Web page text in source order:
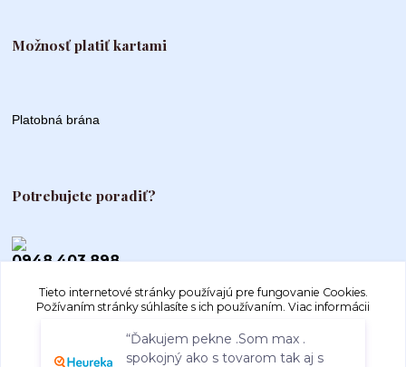
Možnosť platiť kartami
Platobná brána
Potrebujete poradiť?
0948 403 898
info@autogood.sk
Tieto internetové stránky používajú pre fungovanie Cookies.
Požívaním stránky súhlasíte s ich používaním. Viac informácii
Nastavenia Súhlasím
“Ďakujem pekne .Som max .
spokojný ako s tovarom tak aj s